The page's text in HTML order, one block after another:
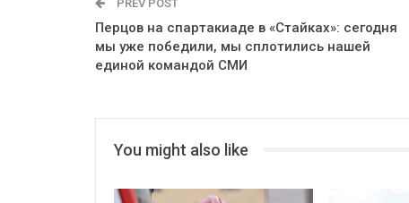
PREV POST
Перцов на спартакиаде в «Стайках»: сегодня
мы уже победили, мы сплотились нашей
единой командой СМИ
You might also like